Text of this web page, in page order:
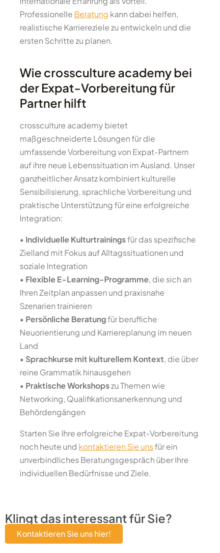
Professionelle Beratung kann dabei helfen,
realistische Karriereziele zu entwickeln und die
ersten Schritte zu planen.
Wie crossculture academy bei
der Expat-Vorbereitung für
Partner hilft
crossculture academy bietet
maßgeschneiderte Lösungen für die
umfassende Vorbereitung von Expat-Partnern
auf ihre neue Lebenssituation im Ausland. Unser
ganzheitlicher Ansatz kombiniert kulturelle
Sensibilisierung, sprachliche Vorbereitung und
praktische Unterstützung für eine erfolgreiche
Integration:
• Individuelle Kulturtrainingsfür das spezifische
Zielland mit Fokus auf Alltagssituationen und
soziale Integration
• Flexible E-Learning-Programme, die sich an
Ihren Zeitplan anpassen und praxisnahe
Szenarien trainieren
• Persönliche Beratungfür berufliche
Neuorientierung und Karriereplanung im neuen
Land
• Sprachkurse mit kulturellem Kontext, die über
reine Grammatik hinausgehen
• Praktische Workshopszu Themen wie
Networking, Qualifikationsanerkennung und
Behördengängen
Starten Sie Ihre erfolgreiche Expat-Vorbereitung
noch heute und kontaktieren Sie unsfür ein
unverbindliches Beratungsgespräch über Ihre
individuellen Bedürfnisse und Ziele.
Klingt das interessant für Sie?
Kontaktieren Sie uns hier!